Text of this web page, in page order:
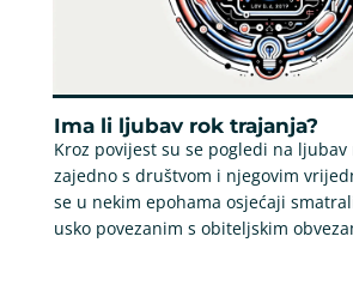
Ima li ljubav rok trajanja?
Kroz povijest su se pogledi na
zajedno s društvom i njegovim
se u nekim epohama osjećaji
usko povezanim s obiteljskim